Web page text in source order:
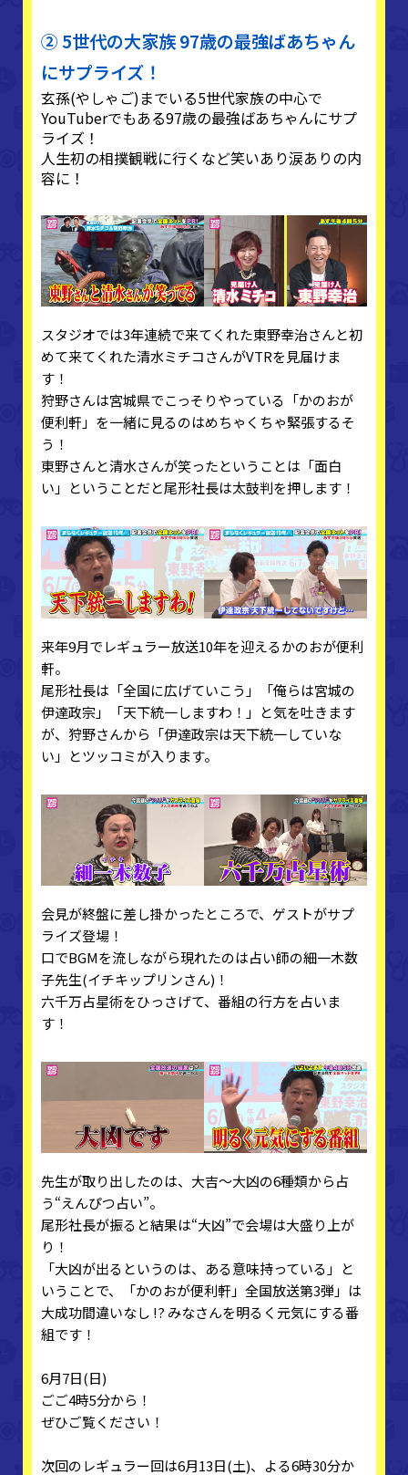
② 5世代の大家族 97歳の最強ばあちゃん
にサプライズ！
玄孫(やしゃご)までいる5世代家族の中心で
YouTuberでもある97歳の最強ばあちゃんにサプ
ライズ！
人生初の相撲観戦に行くなど笑いあり涙ありの内
容に！
スタジオでは3年連続で来てくれた東野幸治さんと初
めて来てくれた清水ミチコさんがVTRを見届けま
す！
狩野さんは宮城県でこっそりやっている「かのおが
便利軒」を一緒に見るのはめちゃくちゃ緊張するそ
う！
東野さんと清水さんが笑ったということは「面白
い」ということだと尾形社長は太鼓判を押します！
来年9月でレギュラー放送10年を迎えるかのおが便利
軒。
尾形社長は「全国に広げていこう」「俺らは宮城の
伊達政宗」「天下統一しますわ！」と気を吐きます
が、狩野さんから「伊達政宗は天下統一していな
い」とツッコミが入ります。
会見が終盤に差し掛かったところで、ゲストがサプ
ライズ登場！
口でBGMを流しながら現れたのは占い師の細一木数
子先生(イチキップリンさん)！
六千万占星術をひっさげて、番組の行方を占いま
す！
先生が取り出したのは、大吉～大凶の6種類から占
う“えんぴつ占い”。
尾形社長が振ると結果は“大凶”で会場は大盛り上が
り！
「大凶が出るというのは、ある意味持っている」と
いうことで、「かのおが便利軒」全国放送第3弾」は
大成功間違いなし !? みなさんを明るく元気にする番
組です！
6月7日(日)
ごご4時5分から！
ぜひご覧ください！
次回のレギュラー回は6月13日(土)、よる6時30分か